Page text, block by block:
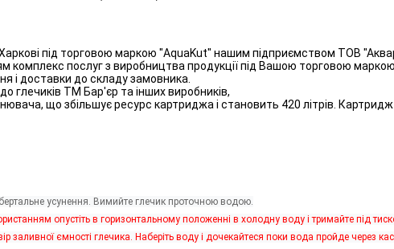
під торговою маркою "AquaKut" нашим підприємством ТОВ
послуг з виробництва продукції під Вашою торговою маркою!
і доставки до складу замовника.
глечиків ТМ Бар'єр та інших виробників,
що збільшує ресурс картриджа і становить 420 літрів.
усунення. Вимийте глечик проточною водою.
опустіть в горизонтальному положенні в холодну воду і тримайте під
заливної ємності глечика. Наберіть воду і дочекайтеся поки вода пройде через